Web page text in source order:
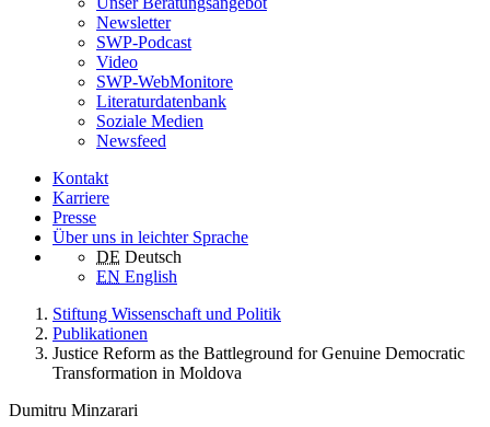
Newsletter
SWP-Podcast
Video
SWP-WebMonitore
Literaturdatenbank
Soziale Medien
Newsfeed
Kontakt
Karriere
Presse
Über uns in leichter Sprache
DE Deutsch
EN English
Stiftung Wissenschaft und Politik
Publikationen
Justice Reform as the Battleground for Genuine Democratic
Transformation in Moldova
Dumitru Minzarari